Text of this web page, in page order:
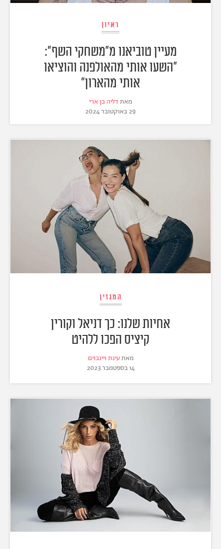
ראיון
מעיין טוביאנו מ"משחקי השף":
"השעו אותי מהאולפנה והוציאו
אותי מהארון"
מאת דליה בן ארי
29 באוקטובר 2024
המגזין
אחיות שלנו: כך דניאל וקורין
קיציס הפכו ללהיט
מאתעינת ויינבוים
14 בספטמבר 2023